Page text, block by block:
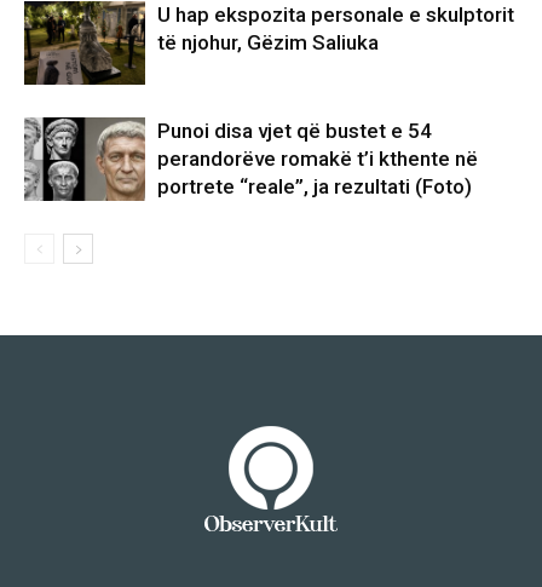
U hap ekspozita personale e skulptorit
të njohur, Gëzim Saliuka
Punoi disa vjet që bustet e 54
perandorëve romakë t’i kthente në
portrete “reale”, ja rezultati (Foto)